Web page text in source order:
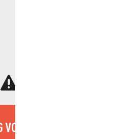
BRÄNDEN